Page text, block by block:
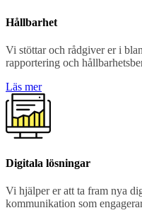
Hållbarhet
Vi stöttar och rådgiver er i
rapportering och
Läs mer
Digitala lösningar
Vi hjälper er att ta fram nya
kommunikation som